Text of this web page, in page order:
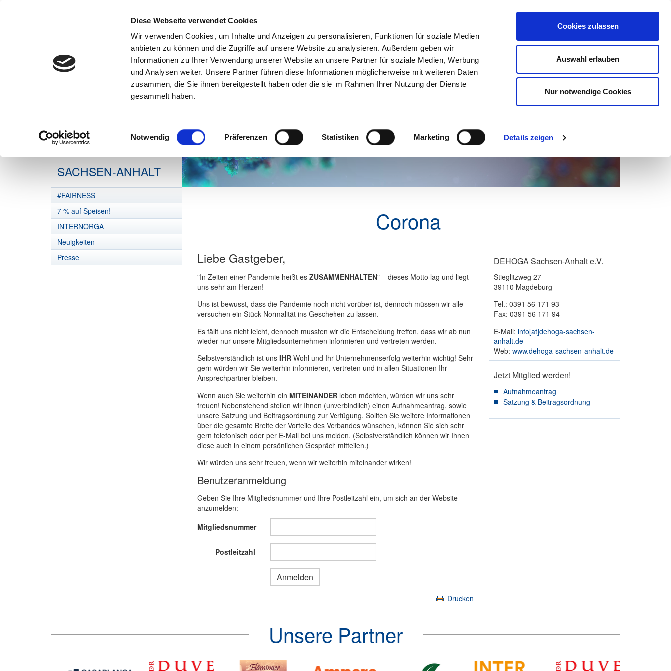
Diese Webseite verwendet Cookies
Wir verwenden Cookies, um Inhalte und Anzeigen zu personalisieren, Funktionen für soziale Medien
anbieten zu können und die Zugriffe auf unsere Website zu analysieren. Außerdem geben wir
Informationen zu Ihrer Verwendung unserer Website an unsere Partner für soziale Medien, Werbung
und Analysen weiter. Unsere Partner führen diese Informationen möglicherweise mit weiteren Daten
zusammen, die Sie ihnen bereitgestellt haben oder die sie im Rahmen Ihrer Nutzung der Dienste
gesammelt haben.
Einwilligungsauswahl
Notwendig Präferenzen Statistiken Marketing Details zeigen
Cookies zulassen
Auswahl erlauben
Nur notwendige Cookies
Aktuelles Über uns Marketing Mein DEHOGA
DEHOGA
SACHSEN-ANHALT
#FAIRNESS
7 % auf Speisen!
INTERNORGA
Neuigkeiten
Presse
Corona
Liebe Gastgeber,
"In Zeiten einer Pandemie heißt es ZUSAMMENHALTEN" – dieses Motto lag und liegt
uns sehr am Herzen!
Uns ist bewusst, dass die Pandemie noch nicht vorüber ist, dennoch müssen wir alle
versuchen ein Stück Normalität ins Geschehen zu lassen.
Es fällt uns nicht leicht, dennoch mussten wir die Entscheidung treffen, dass wir ab nun
wieder nur unsere Mitgliedsunternehmen informieren und vertreten werden.
Selbstverständlich ist uns IHRWohl und Ihr Unternehmenserfolg weiterhin wichtig! Sehr
gern würden wir Sie weiterhin informieren, vertreten und in allen Situationen Ihr
Ansprechpartner bleiben.
Wenn auch Sie weiterhin ein MITEINANDERleben möchten, würden wir uns sehr
freuen! Nebenstehend stellen wir Ihnen (unverbindlich) einen Aufnahmeantrag, sowie
unsere Satzung und Beitragsordnung zur Verfügung. Sollten Sie weitere Informationen
über die gesamte Breite der Vorteile des Verbandes wünschen, können Sie sich sehr
gern telefonisch oder per E-Mail bei uns melden. (Selbstverständlich können wir Ihnen
diese auch in einem persönlichen Gespräch mitteilen.)
Wir würden uns sehr freuen, wenn wir weiterhin miteinander wirken!
Benutzeranmeldung
Geben Sie Ihre Mitgliedsnummer und Ihre Postleitzahl ein, um sich an der Website
anzumelden:
Mitgliedsnummer
Postleitzahl
Drucken
DEHOGA Sachsen-Anhalt e.V.
Stieglitzweg 27
39110 Magdeburg
Tel.: 0391 56 171 93
Fax: 0391 56 171 94
E-Mail:info​[at]​dehoga-sachsen-
anhalt.de
Web:www.dehoga-sachsen-anhalt.de
Jetzt Mitglied werden!
Aufnahmeantrag
Satzung & Beitragsordnung
Unsere Partner